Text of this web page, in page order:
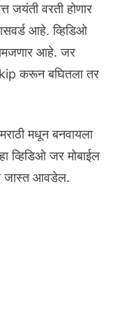
जयंती वरती होणार
आहे. व्हिडिओ
समजणार आहे. जर
करून बघितला तर
मधून बनवायला
व्हिडिओ जर मोबाईल
जास्त आवडेल.